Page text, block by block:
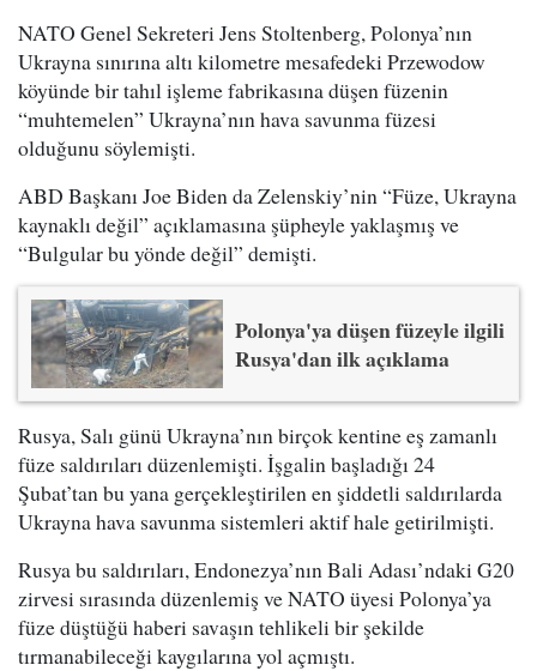
NATO Genel Sekreteri Jens Stoltenberg, Polonya’nın
Ukrayna sınırına altı kilometre mesafedeki Przewodow
köyünde bir tahıl işleme fabrikasına düşen füzenin
“muhtemelen” Ukrayna’nın hava savunma füzesi
olduğunu söylemişti.
ABD Başkanı Joe Biden da Zelenskiy’nin “Füze, Ukrayna
kaynaklı değil” açıklamasına şüpheyle yaklaşmış ve
“Bulgular bu yönde değil” demişti.
Polonya'ya düşen füzeyle ilgili
Rusya'dan ilk açıklama
Rusya, Salı günü Ukrayna’nın birçok kentine eş zamanlı
füze saldırıları düzenlemişti. İşgalin başladığı 24
Şubat’tan bu yana gerçekleştirilen en şiddetli saldırılarda
Ukrayna hava savunma sistemleri aktif hale getirilmişti.
Rusya bu saldırıları, Endonezya’nın Bali Adası’ndaki G20
zirvesi sırasında düzenlemiş ve NATO üyesi Polonya’ya
füze düştüğü haberi savaşın tehlikeli bir şekilde
tırmanabileceği kaygılarına yol açmıştı.